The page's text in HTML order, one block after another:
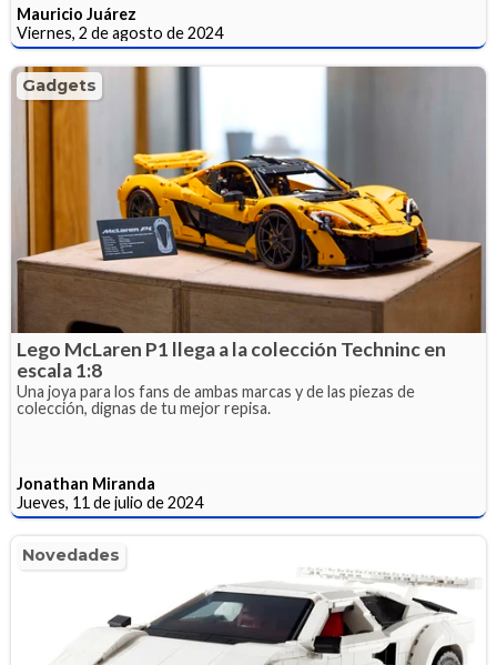
Mauricio Juárez
Viernes, 2 de agosto de 2024
Gadgets
Lego McLaren P1 llega a la colección Techninc en
escala 1:8
Una joya para los fans de ambas marcas y de las piezas de
colección, dignas de tu mejor repisa.
Jonathan Miranda
Jueves, 11 de julio de 2024
Novedades